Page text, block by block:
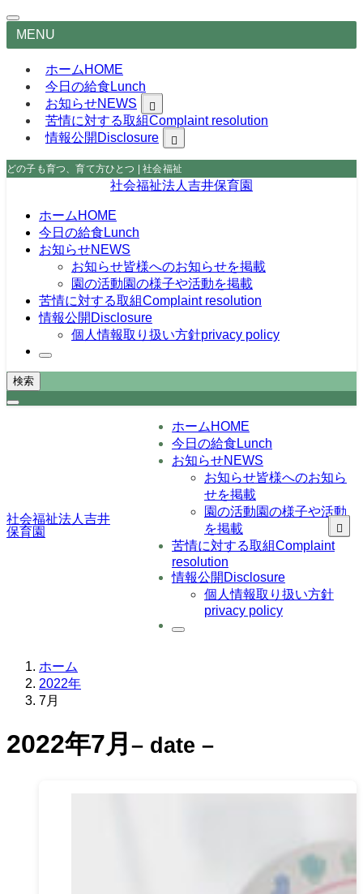
MENU
ホーム HOME
今日の給食 Lunch
お知らせNEWS
皆様へのお知らせを掲載
園の様子や活動を掲載
苦情に対する取組Complaint resolution
情報公開 Disclosure
どの子も育つ、育て方ひとつ | 社会福祉法人吉井保育園
社会福祉法人吉井保育園
ホーム HOME
今日の給食 Lunch
お知らせNEWS
お知らせ皆様へのお知らせを掲載
園の活動園の様子や活動を掲載
苦情に対する取組Complaint resolution
情報公開 Disclosure
個人情報取り扱い方針privacy policy
検索
社会福祉法人吉井
保育園
ホーム HOME
今日の給食 Lunch
お知らせNEWS
お知らせ皆様へのお知ら
せを掲載
園の活動園の様子や活動
を掲載
苦情に対する取組Complaint
resolution
情報公開 Disclosure
個人情報取り扱い方針
privacy policy
ホーム
2022年
7月
2022年7月 – date –